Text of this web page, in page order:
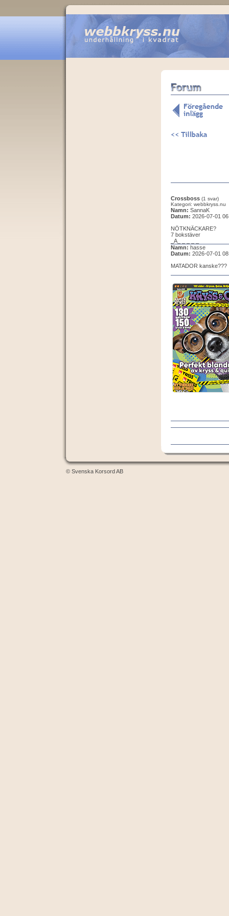
Crossboss (1 svar)
Kategori: webbkryss.nu
Namn: SannaK
Datum: 2026-07-01
NÖTKNÄCKARE?
7 bokstäver
_A_ _ _ _ _
Namn: hasse
Datum: 2026-07-01
MATADOR kanske???
© Svenska Korsord AB